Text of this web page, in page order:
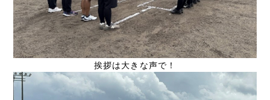
挨拶は大きな声で！